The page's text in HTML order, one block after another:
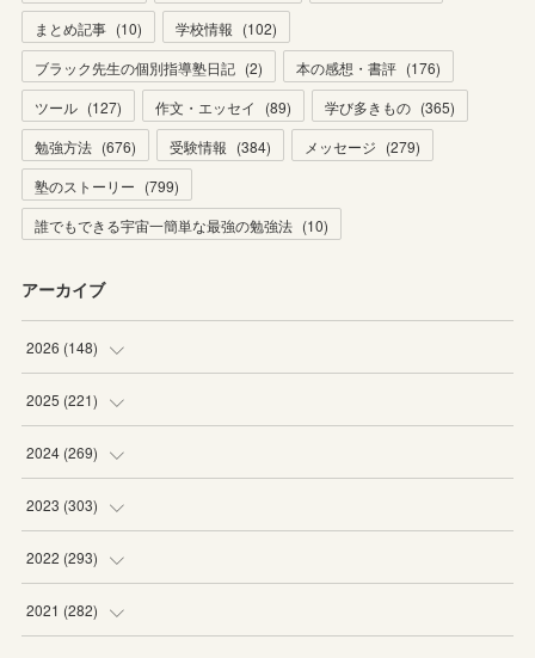
まとめ記事 (10) 学校情報 (102)
ブラック先生の個別指導塾日記 (2) 本の感想・書評 (176)
ツール (127) 作文・エッセイ (89) 学び多きもの (365)
勉強方法 (676) 受験情報 (384) メッセージ (279)
塾のストーリー (799)
誰でもできる宇宙一簡単な最強の勉強法 (10)
アーカイブ
2026 (148)
(6)
(22
(20
(19
2025 (221)
(19
(20
(19
(20
2024 (269)
(16
(16
(21
2023 (303)
(27
(25
2022 (293)
(18
2021 (282)